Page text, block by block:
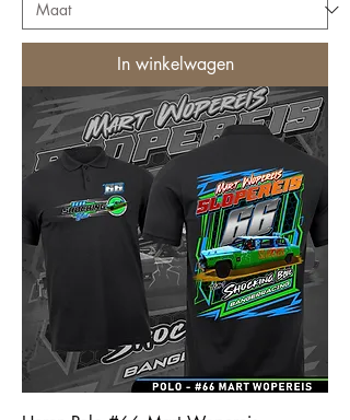
In winkelwagen